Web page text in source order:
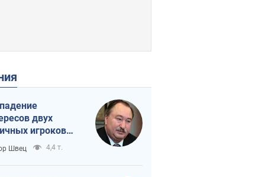
двух
игроков
тайный план
и Путина?
Швец 4,4 т.